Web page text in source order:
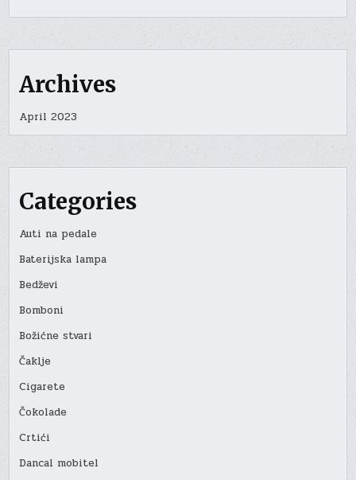
Archives
April 2023
Categories
Auti na pedale
Baterijska lampa
Bedževi
Bomboni
Božićne stvari
Čaklje
Cigarete
Čokolade
Crtići
Dancal mobitel